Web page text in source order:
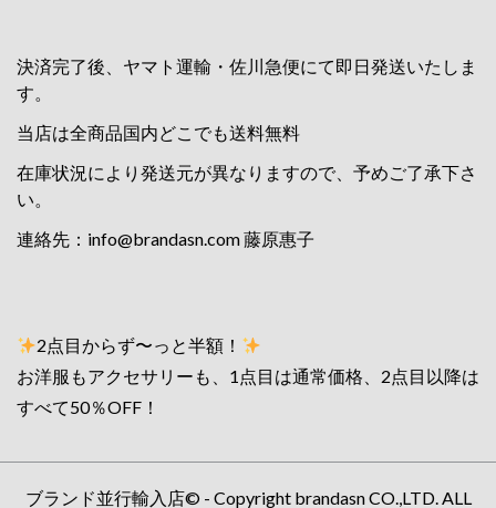
決済完了後、ヤマト運輸・佐川急便にて即日発送いたしま
す。
当店は全商品国内どこでも送料無料
在庫状況により発送元が異なりますので、予めご了承下さ
い。
連絡先： info@brandasn.com藤原惠子
2点目からず〜っと半額！
お洋服もアクセサリーも、1点目は通常価格、2点目以降は
すべて50％OFF！
ブランド並行輸入店© - Copyright brandasn CO.,LTD. ALL